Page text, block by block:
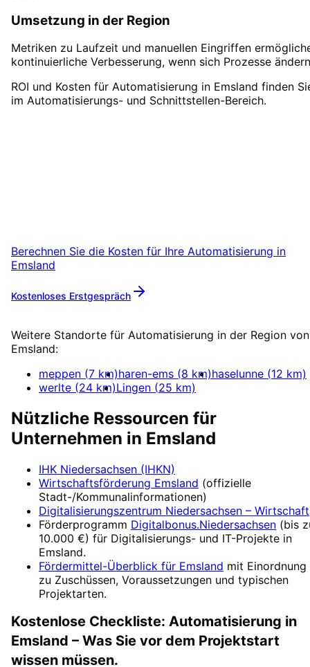
Umsetzung in der Region
Metriken zu Laufzeit und manuellen Eingriffen
kontinuierliche Verbesserung, wenn sich Prozesse
ROI und Kosten für Automatisierung in Emsland finden
im Automatisierungs- und Schnittstellen-Bereich.
Berechnen Sie die Kosten für Ihre Automatisierung in
Emsland
Kostenloses Erstgespräch
Weitere Standorte für Automatisierung in der Region von
Emsland:
meppen (7 km)haren-ems (8 km)haselunne (12 km)
werlte (24 km)Lingen (25 km)
Nützliche Ressourcen für
Unternehmen in Emsland
IHK Niedersachsen (IHKN)
Wirtschaftsförderung Emsland (offizielle
Stadt-/Kommunalinformationen)
Digitalisierungszentrum Niedersachsen – Wirtschaft
Förderprogramm Digitalbonus.Niedersachsen (bis
10.000 €) für Digitalisierungs- und IT-Projekte in
Emsland.
Fördermittel-Überblick für Emsland mit Einordnung
zu Zuschüssen, Voraussetzungen und typischen
Projektarten.
Kostenlose Checkliste: Automatisierung in
Emsland – Was Sie vor dem Projektstart
wissen müssen.